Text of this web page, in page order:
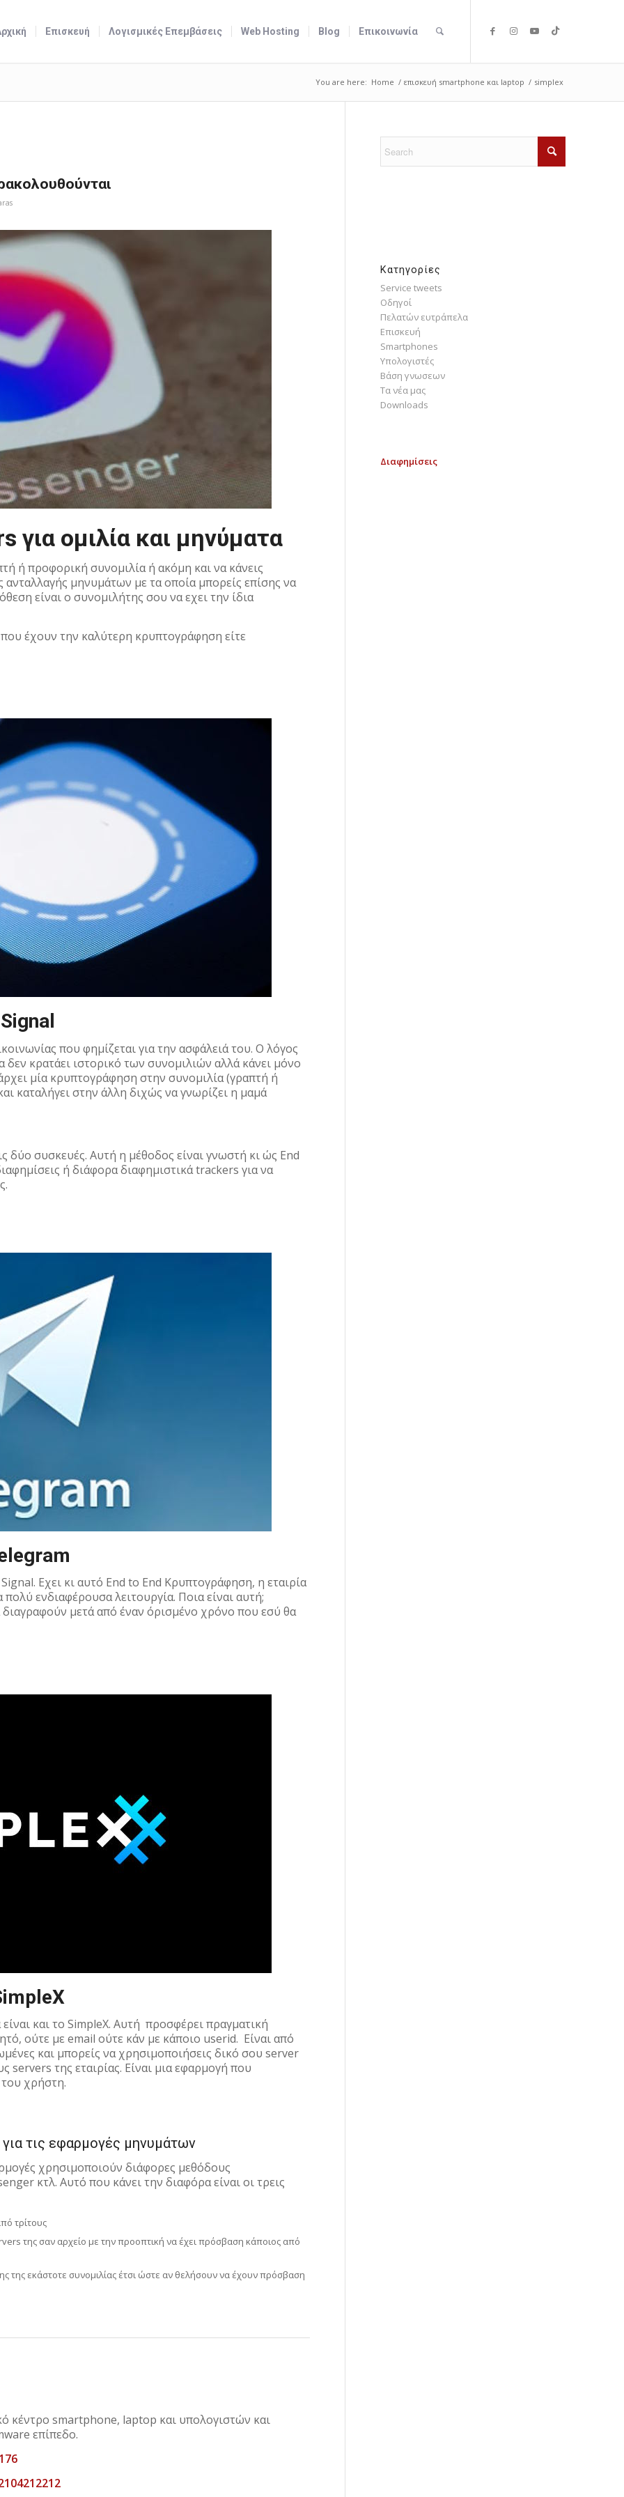
Επισκευή Λογισμικές Επεμβάσεις Web Hosting Blog Επικοινωνία
You are here: Home / επισκευή smartphone και laptop / simplex
ομιλία και μηνύματα
ή προφορική συνομιλία ή ακόμη και να κάνεις
μηνυμάτων με τα οποία μπορείς επίσης να
είναι ο συνομιλήτης σου να εχει την ίδια
έχουν την καλύτερη κρυπτογράφηση είτε
Signal
που φημίζεται για την ασφάλειά του. Ο λόγος
δεν κρατάει ιστορικό των συνομιλιών αλλά κάνει μόνο
μία κρυπτογράφηση στην συνομιλία (γραπτή ή
καταλήγει στην άλλη διχώς να γνωρίζει η μαμά
δύο συσκευές. Αυτή η μέθοδος είναι γνωστή κι ώς End
ή διάφορα διαφημιστικά trackers για να
Εχει κι αυτό Εnd to End Κρυπτογράφηση, η εταιρία
ενδιαφέρουσα λειτουργία. Ποια είναι αυτή;
μετά από έναν όρισμένο χρόνο που εσύ θα
και το SimpleX. Αυτή προσφέρει πραγματική
ούτε με email ούτε κάν με κάποιο userid. Eίναι από
και μπορείς να χρησιμοποιήσεις δικό σου server
servers της εταιρίας. Είναι μια εφαρμογή που
χρήστη.
τις εφαρμογές μηνυμάτων
χρησιμοποιούν διάφορες μεθόδους
κτλ. Αυτό που κάνει την διαφόρα είναι οι τρεις
τρίτους
της σαν αρχείο με την προοπτική να έχει πρόσβαση κάποιος από
της εκάστοτε συνομιλίας έτσι ώστε αν θελήσουν να έχουν πρόσβαση
κέντρο smartphone, laptop και υπολογιστών και
επίπεδο.
Kατηγορίες
Service tweets
Οδηγοί
Πελατών ευτράπελα
Επισκευή
Smartphones
Υπολογιστές
Bάση γνωσεων
Τα νέα μας
Downloads
Διαφημίσεις